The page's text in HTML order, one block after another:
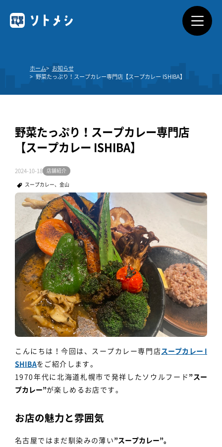
サービス概要
料金プラン
ダウンロード
個人情報保護方針 利用規約
ホーム
お知らせ
野菜たっぷり！スープカレー専門店【スープカレー ISHIBA】
野菜たっぷり！スープカレー専門店
【スープカレー ISHIBA】
2024-10-18 店舗紹介
スープカレー、金山
こんにちは！今回は、スープカレー専門店 スープカレー I
SHIBAをご紹介します。
1970年代に北海道札幌市で発祥したソウルフード ”スー
プカレー”が楽しめるお店です。
お店の魅力と雰囲気
名古屋ではまだ馴染みの薄い ”スープカレー”。